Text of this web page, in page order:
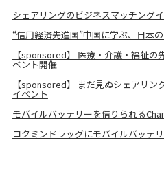
シェアリングのビジネスマッチング
“信用経済先進国”中国に学ぶ、日本
【sponsored】 医療・介護・福祉の
ベント開催
【sponsored】 まだ見ぬシェアリン
イベント
モバイルバッテリーを借りられる
コクミンドラッグにモバイルバッテ